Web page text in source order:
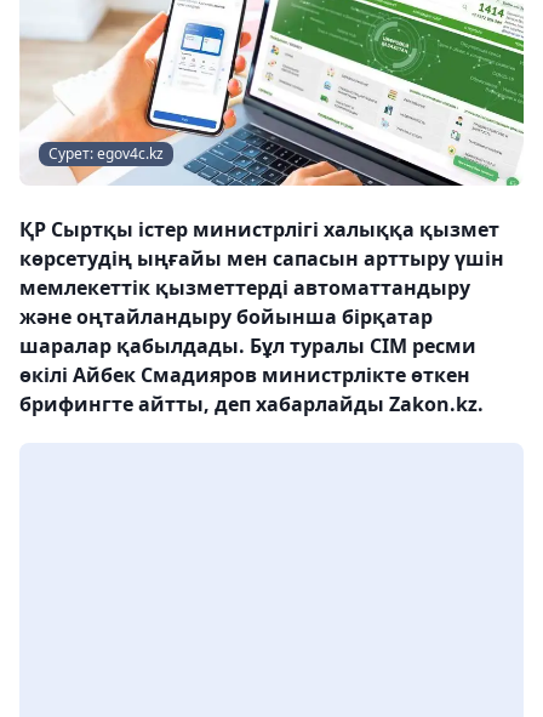
Cурет: egov4c.kz
ҚР Сыртқы істер министрлігі халыққа қызмет
көрсетудің ыңғайы мен сапасын арттыру үшін
мемлекеттік қызметтерді автоматтандыру
және оңтайландыру бойынша бірқатар
шаралар қабылдады. Бұл туралы СІМ ресми
өкілі Айбек Смадияров министрлікте өткен
брифингте айтты, деп хабарлайды Zakon.kz.